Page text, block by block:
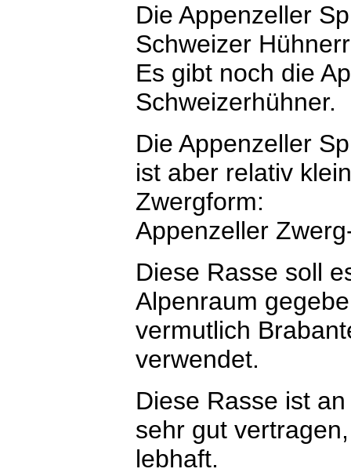
Die Appenzeller
Schweizer
Es gibt noch die
Schweizerhühner.
Die Appenzeller
ist aber relativ
Zwergform:
Appenzeller
Diese Rasse soll
Alpenraum
vermutlich
verwendet.
Diese Rasse ist
sehr gut
lebhaft.